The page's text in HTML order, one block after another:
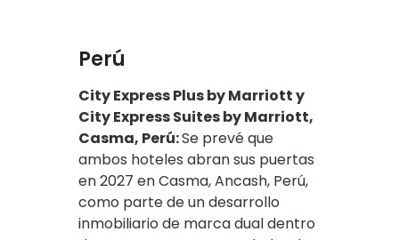
Perú
City Express Plus by Marriott y
City Express Suites by Marriott,
Casma, Perú:Se prevé que
ambos hoteles abran sus puertas
en 2027 en Casma, Ancash, Perú,
como parte de un desarrollo
inmobiliario de marca dual dentro